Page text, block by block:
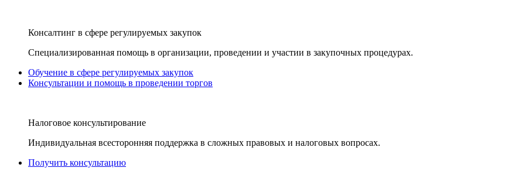
Консалтинг в сфере регулируемых закупок
Специализированная помощь в организации, проведении и участии в закупочных процедурах.
Обучение в сфере регулируемых закупок
Консультации и помощь в проведении торгов
Налоговое консультирование
Индивидуальная всесторонняя поддержка в сложных правовых и налоговых вопросах.
Получить консультацию